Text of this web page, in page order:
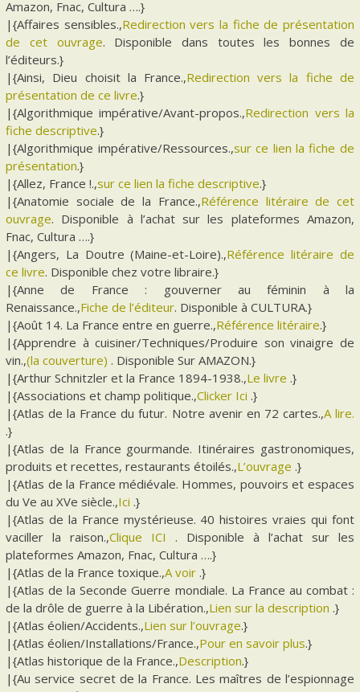
Amazon, Fnac, Cultura ….}
|{Affaires sensibles.,Redirection vers la fiche de présentation
de cet ouvrage. Disponible dans toutes les bonnes de
l’éditeurs.}
|{Ainsi, Dieu choisit la France.,Redirection vers la fiche de
présentation de ce livre.}
|{Algorithmique impérative/Avant-propos.,Redirection vers la
fiche descriptive.}
|{Algorithmique impérative/Ressources.,sur ce lien la fiche de
présentation.}
|{Allez, France !.,sur ce lien la fiche descriptive.}
|{Anatomie sociale de la France.,Référence litéraire de cet
ouvrage. Disponible à l’achat sur les plateformes Amazon,
Fnac, Cultura ….}
|{Angers, La Doutre (Maine-et-Loire).,Référence litéraire de
ce livre. Disponible chez votre libraire.}
|{Anne de France : gouverner au féminin à la
Renaissance.,Fiche de l’éditeur. Disponible à CULTURA.}
|{Août 14. La France entre en guerre.,Référence litéraire.}
|{Apprendre à cuisiner/Techniques/Produire son vinaigre de
vin.,(la couverture) . Disponible Sur AMAZON.}
|{Arthur Schnitzler et la France 1894-1938.,Le livre .}
|{Associations et champ politique.,Clicker Ici .}
|{Atlas de la France du futur. Notre avenir en 72 cartes.,A lire.
.}
|{Atlas de la France gourmande. Itinéraires gastronomiques,
produits et recettes, restaurants étoilés.,L’ouvrage .}
|{Atlas de la France médiévale. Hommes, pouvoirs et espaces
du Ve au XVe siècle.,Ici .}
|{Atlas de la France mystérieuse. 40 histoires vraies qui font
vaciller la raison.,Clique ICI . Disponible à l’achat sur les
plateformes Amazon, Fnac, Cultura ….}
|{Atlas de la France toxique.,A voir .}
|{Atlas de la Seconde Guerre mondiale. La France au combat :
de la drôle de guerre à la Libération.,Lien sur la description .}
|{Atlas éolien/Accidents.,Lien sur l’ouvrage.}
|{Atlas éolien/Installations/France.,Pour en savoir plus.}
|{Atlas historique de la France.,Description.}
|{Au service secret de la France. Les maîtres de l’espionnage